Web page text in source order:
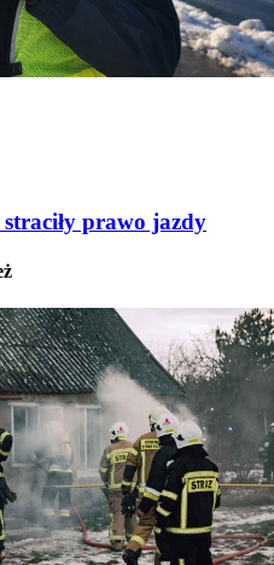
prawo jazdy